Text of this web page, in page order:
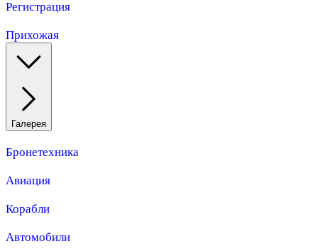
Регистрация
Прихожая
Галерея
Бронетехника
Авиация
Корабли
Автомобили